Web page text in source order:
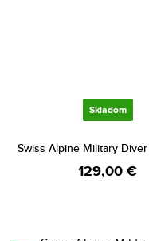
Skladom
Swiss Alpine Military Diver
129,00 €